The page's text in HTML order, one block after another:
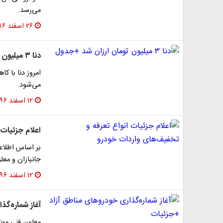
می‌رسد.
۲۶ اسفند ۱۳۹۶
دنا ۳ میلیون تومان ارزان شد +جدول
می‌شود.
۱۲ اسفند ۱۳۹۶
اعلام
جانبازان و معلولان از
۱۲ اسفند ۱۳۹۶
آغاز